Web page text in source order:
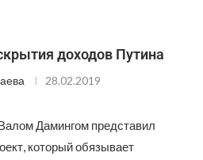
доходов Путина
28.02.2019
Дамингом представил
который обязывает